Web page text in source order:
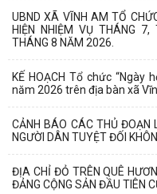
UBND XÃ VĨNH AM TỔ
HIỆN NHIỆM VỤ THÁNG 7,
THÁNG 8 NĂM 2026.
KẾ HOẠCH Tổ chức “Ngày
năm 2026 trên địa bàn xã
CẢNH BÁO CÁC THỦ ĐOẠN
NGƯỜI DÂN TUYỆT ĐỐI
ĐỊA CHỈ ĐỎ TRÊN QUÊ
ĐẢNG CỘNG SẢN ĐẦU TIÊN